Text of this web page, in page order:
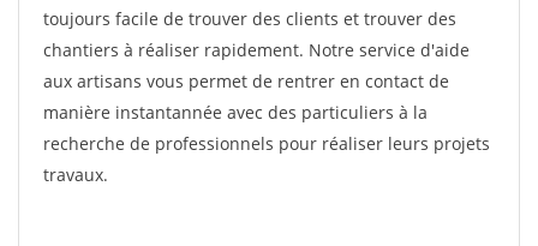
toujours facile de trouver des clients et trouver des
chantiers à réaliser rapidement. Notre service d'aide
aux artisans vous permet de rentrer en contact de
manière instantannée avec des particuliers à la
recherche de professionnels pour réaliser leurs projets
travaux.